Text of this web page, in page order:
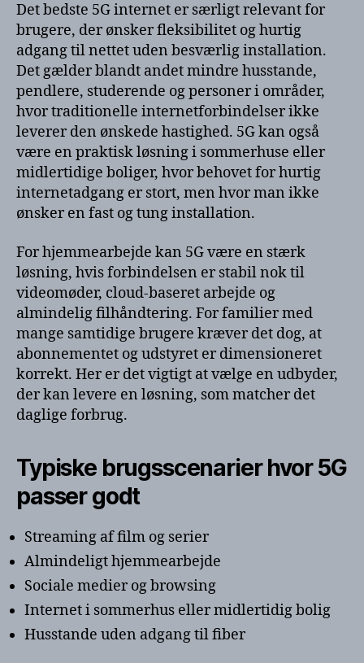
Det bedste 5G internet er særligt relevant for
brugere, der ønsker fleksibilitet og hurtig
adgang til nettet uden besværlig installation.
Det gælder blandt andet mindre husstande,
pendlere, studerende og personer i områder,
hvor traditionelle internetforbindelser ikke
leverer den ønskede hastighed. 5G kan også
være en praktisk løsning i sommerhuse eller
midlertidige boliger, hvor behovet for hurtig
internetadgang er stort, men hvor man ikke
ønsker en fast og tung installation.
For hjemmearbejde kan 5G være en stærk
løsning, hvis forbindelsen er stabil nok til
videomøder, cloud-baseret arbejde og
almindelig filhåndtering. For familier med
mange samtidige brugere kræver det dog, at
abonnementet og udstyret er dimensioneret
korrekt. Her er det vigtigt at vælge en udbyder,
der kan levere en løsning, som matcher det
daglige forbrug.
Typiske brugsscenarier hvor 5G
passer godt
Streaming af film og serier
Almindeligt hjemmearbejde
Sociale medier og browsing
Internet i sommerhus eller midlertidig bolig
Husstande uden adgang til fiber